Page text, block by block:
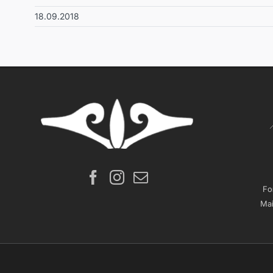
18.09.2018